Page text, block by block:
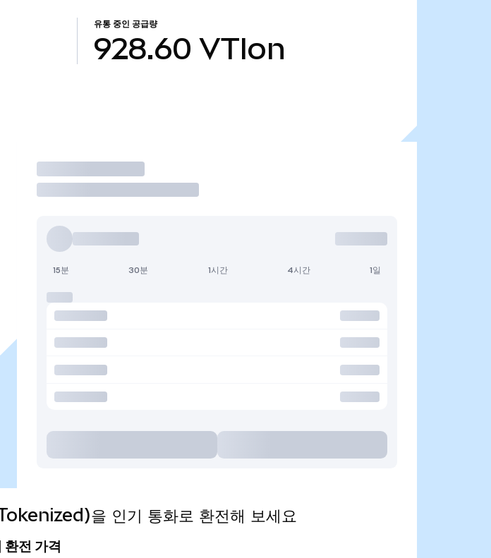
유통 중인 공급량
928.60 VTIon
거래
15분 30분 1시간 4시간 1일
을 인기 통화로 환전해 보세요
전 가격